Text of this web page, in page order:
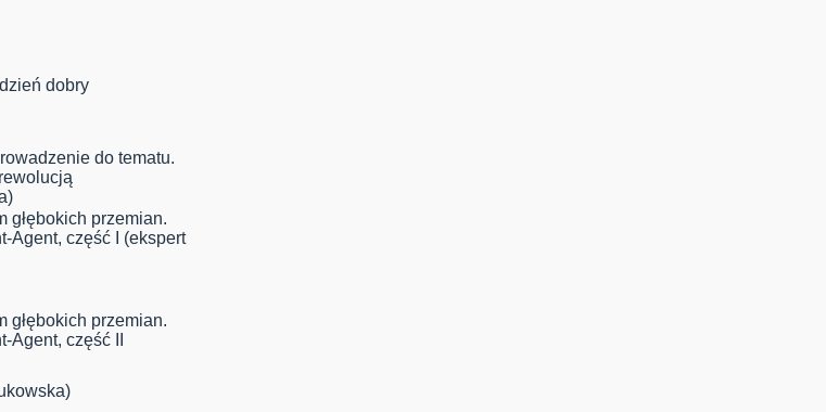
dobry
do tematu.
głębokich przemian.
Agent, część I (ekspert
głębokich przemian.
część II